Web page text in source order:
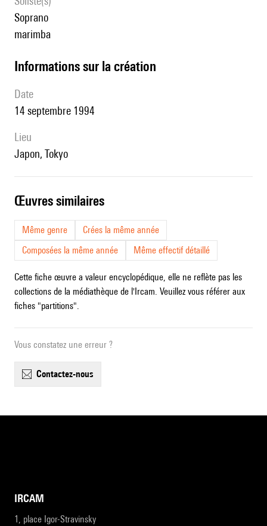
soprano
marimba
informations sur la création
date
14 septembre 1994
lieu
Japon, Tokyo
œuvres similaires
Même genre
Crées la même année
Composées la même année
Même effectif détaillé
Cette fiche œuvre a valeur encyclopédique, elle ne reflète pas les
collections de la médiathèque de l'Ircam. Veuillez vous référer aux
fiches "partitions".
Vous constatez une erreur ?
contactez-nous
IRCAM
1, place Igor-Stravinsky